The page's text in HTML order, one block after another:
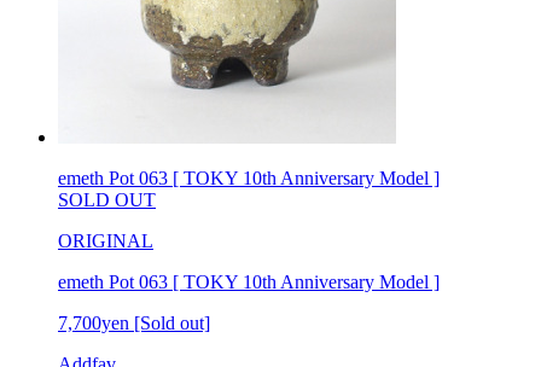
emeth Pot 063 [ TOKY 10th Anniversary Model ]
SOLD OUT
ORIGINAL
emeth Pot 063 [ TOKY 10th Anniversary Model ]
7,700yen [Sold out]